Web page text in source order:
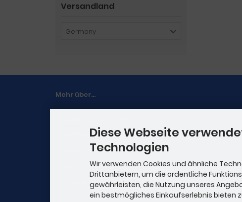
Versandland
Germany
Mehr über...
Lieferzeit
Bilddarstellung
Cookie Einstellungen
Diese Webseite
Technologien
Wir verwenden Cookies und ähnliche
Drittanbietern, um die ordentliche
gewährleisten, die Nutzung unseres
ein bestmögliches Einkaufserlebnis bieten